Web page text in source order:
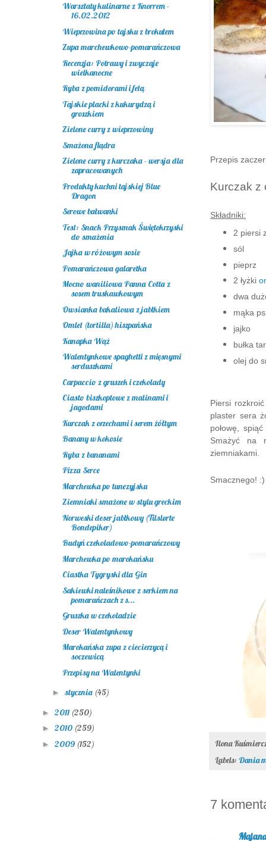
Przepis
Kurczak z
Składniki:
2 piersi
sól
pieprz
2 łyżki
dwa
mąka
jajko
bułka
olej do
Piersi
plaster sera
połowę,
Smażyć na
ziemniakami.
Smacznego!
Ilona
Labels: Dania
7
Majana
Warsztaty kulinarne z Knorrem -
16.02.2012
Wieprzowina po tajsku z brokułem
Zupa marchewkowo-pomarańczowa
Recenzja: Potrawy i zwyczaje
wielkanocne
Ryba z pomidorami i fetą
Tajskie placki z kukurydzą i
groszkiem
Zielone curry z wieprzowiny
Smażona flądra
Zielone curry z kurczaka - wersja dla
zapracowanych
Produkty kuchni tajskiej Blue
Dragon
Serowe bałwanki
Test: Snack Przysmak Świętokrzyski
do smażenia
Jajka w różowym sosie
Pomarańczowa galaretka
Mocno waniliowa Panna Cotta z
sosem truskawkowym
Owsianka bakaliowa z jabłkiem
Omlet (tortilla) hiszpańska
Kanapka Wąż
Walentynkowe spaghetti z mięsnymi
serduszkami
Carpaccio z gruszek i czekolady
Ciasto biszkoptowe z malinami i
jagodami
Kurczak z orzechami i serem żółtym
Banany w kokosie
Ryba z bananami
Pizza Serce
Marchewka po tunezyjsku
Ziemniaki smażone w stylu greckim
Norweski deser jabłkowy (Tilslørte
Bondepiker)
Budyń czekoladowo-pomarańczowy
Marchewka po marokańsku
Ciastka Tygryski dla Gin
Sakiewki naleśnikowe z serkiem na
pomarańczach z s...
Gruszka w czekoladzie
Deser Walentynkowy
Marokańska zupa z ciecierzycą i
soczewicą
Przepisy na Walentynki
► stycznia (45)
► 2011 (250)
► 2010 (259)
► 2009 (152)